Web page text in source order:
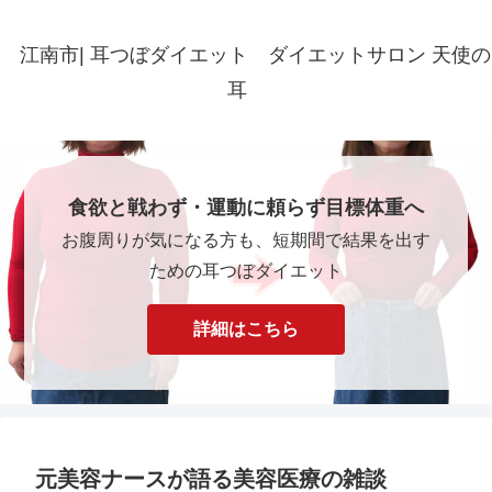
江南市| 耳つぼダイエット ダイエットサロン 天使の
耳
食欲と戦わず・運動に頼らず目標体重へ
お腹周りが気になる方も、短期間で結果を出す
ための耳つぼダイエット
詳細はこちら
元美容ナースが語る美容医療の雑談